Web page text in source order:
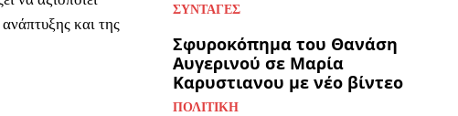
και της
ΣΥΝΤΑΓΈΣ
Σφυροκόπημα του Θανάση
Αυγερινού σε Μαρία
Καρυστιανου με νέο βίντεο
ΠΟΛΙΤΙΚΉ